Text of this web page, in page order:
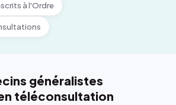
à l'Ordre
généralistes
téléconsultation